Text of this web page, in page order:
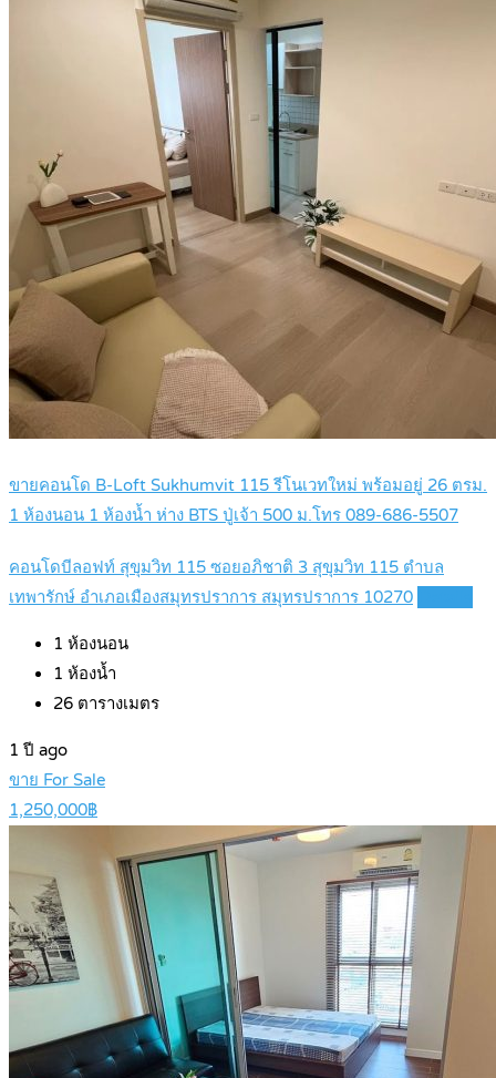
ขายคอนโด B-Loft Sukhumvit 115 รีโนเวทใหม่ พร้อมอยู่ 26 ตรม.
1 ห้องนอน 1 ห้องน้ำ ห่าง BTS ปู่เจ้า 500 ม.โทร 089-686-5507
คอนโดบีลอฟท์ สุขุมวิท 115 ซอยอภิชาติ 3 สุขุมวิท 115 ตำบล
เทพารักษ์ อำเภอเมืองสมุทรปราการ สมุทรปราการ 10270
1 ห้องนอน
1 ห้องน้ำ
26 ตารางเมตร
1 ปี ago
ขาย For Sale
1,250,000฿